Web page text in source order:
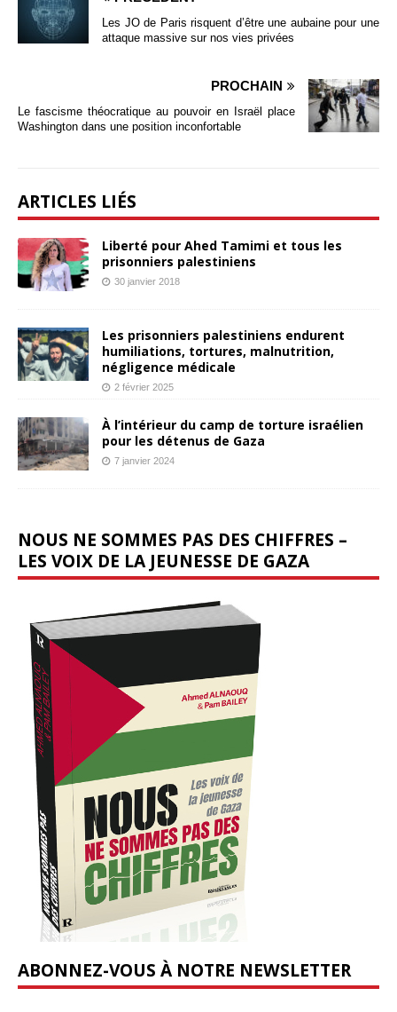
Les JO de Paris risquent d’être une aubaine pour une
attaque massive sur nos vies privées
PROCHAIN
Le fascisme théocratique au pouvoir en Israël place
Washington dans une position inconfortable
ARTICLES LIÉS
Liberté pour Ahed Tamimi et tous les
prisonniers palestiniens
30 janvier 2018
Les prisonniers palestiniens endurent
humiliations, tortures, malnutrition,
négligence médicale
2 février 2025
À l’intérieur du camp de torture israélien
pour les détenus de Gaza
7 janvier 2024
NOUS NE SOMMES PAS DES CHIFFRES –
LES VOIX DE LA JEUNESSE DE GAZA
ABONNEZ-VOUS À NOTRE NEWSLETTER